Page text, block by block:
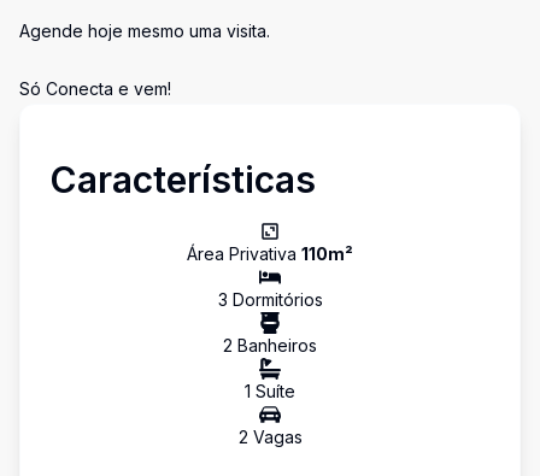
Agende hoje mesmo uma visita.
Só Conecta e vem!
Características
Área Privativa 110m²
3 Dormitórios
2 Banheiros
1 Suíte
2 Vagas